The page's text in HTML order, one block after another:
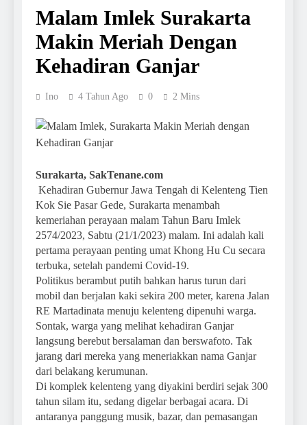
Malam Imlek Surakarta
Makin Meriah Dengan
Kehadiran Ganjar
Ino 4 Tahun Ago 0 2 Mins
Surakarta, SakTenane.com
Kehadiran Gubernur Jawa Tengah di Kelenteng Tien
Kok Sie Pasar Gede, Surakarta menambah
kemeriahan perayaan malam Tahun Baru Imlek
2574/2023, Sabtu (21/1/2023) malam. Ini adalah kali
pertama perayaan penting umat Khong Hu Cu secara
terbuka, setelah pandemi Covid-19.
Politikus berambut putih bahkan harus turun dari
mobil dan berjalan kaki sekira 200 meter, karena Jalan
RE Martadinata menuju kelenteng dipenuhi warga.
Sontak, warga yang melihat kehadiran Ganjar
langsung berebut bersalaman dan berswafoto. Tak
jarang dari mereka yang meneriakkan nama Ganjar
dari belakang kerumunan.
Di komplek kelenteng yang diyakini berdiri sejak 300
tahun silam itu, sedang digelar berbagai acara. Di
antaranya panggung musik, bazar, dan pemasangan